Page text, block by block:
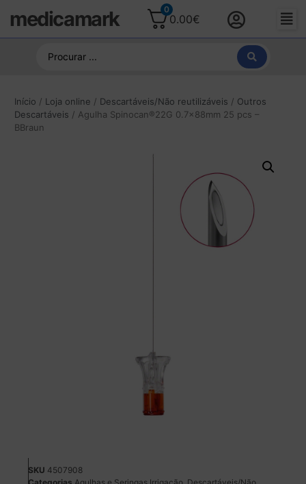
medicamark 0
0.00€
Início / Loja online / Descartáveis/Não reutilizáveis / Outros
Descartáveis / Agulha Spinocan®22G 0.7x88mm 25 pcs –
BBraun
SKU 4507908